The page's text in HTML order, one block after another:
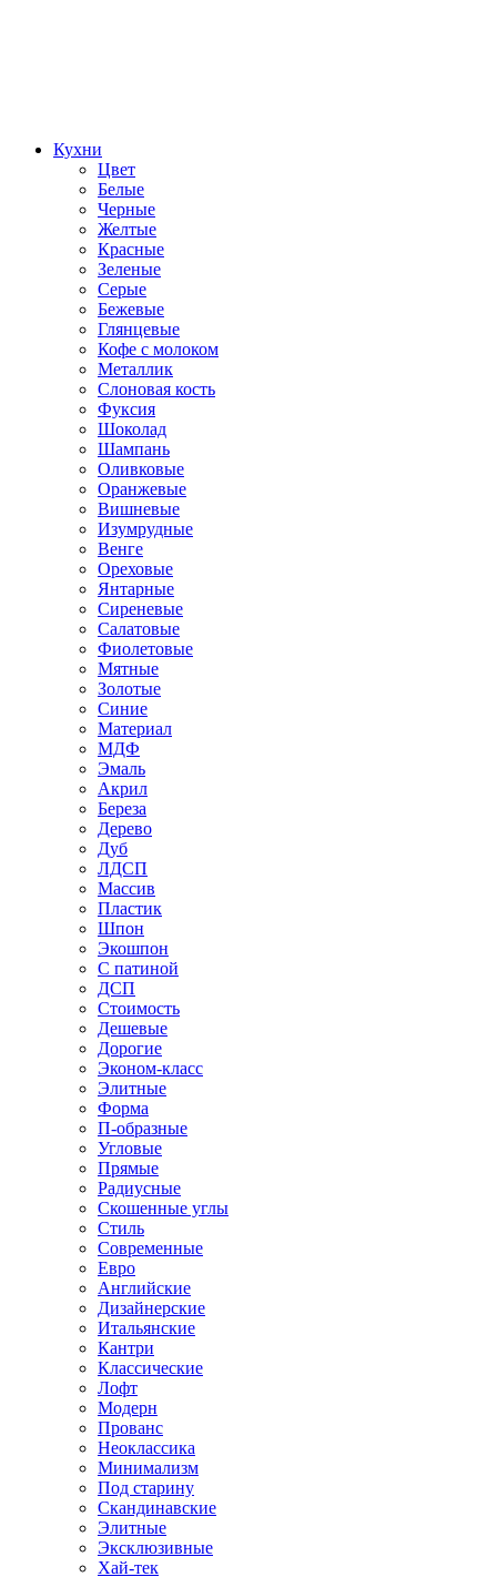
Кухни
Цвет
Белые
Черные
Желтые
Красные
Зеленые
Серые
Бежевые
Глянцевые
Кофе с молоком
Металлик
Слоновая кость
Фуксия
Шоколад
Шампань
Оливковые
Оранжевые
Вишневые
Изумрудные
Венге
Ореховые
Янтарные
Сиреневые
Салатовые
Фиолетовые
Мятные
Золотые
Синие
Материал
МДФ
Эмаль
Акрил
Береза
Дерево
Дуб
ЛДСП
Массив
Пластик
Шпон
Экошпон
С патиной
ДСП
Стоимость
Дешевые
Дорогие
Эконом-класс
Элитные
Форма
П-образные
Угловые
Прямые
Радиусные
Скошенные углы
Стиль
Современные
Евро
Английские
Дизайнерские
Итальянские
Кантри
Классические
Лофт
Модерн
Прованс
Неоклассика
Минимализм
Под старину
Скандинавские
Элитные
Эксклюзивные
Хай-тек